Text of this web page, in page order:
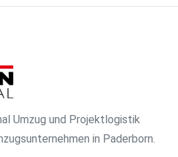
Umzug und Projektlogistik
in Paderborn.